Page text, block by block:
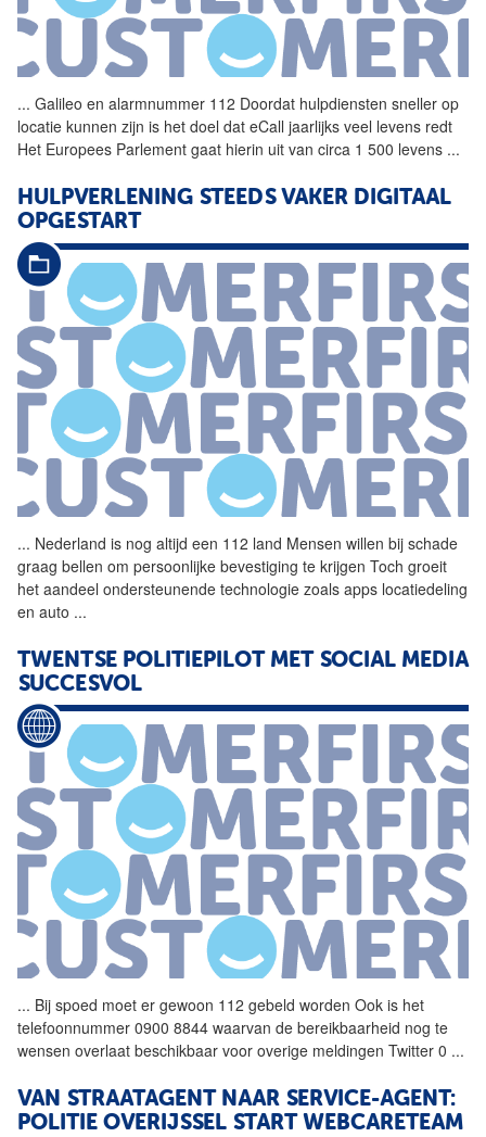
... Galileo en alarmnummer 112 Doordat hulpdiensten sneller op
locatie kunnen zijn is het doel dat eCall jaarlijks veel levens redt
Het Europees Parlement gaat hierin uit van circa 1 500 levens ...
HULPVERLENING STEEDS VAKER DIGITAAL
OPGESTART
... Nederland is nog altijd een 112 land Mensen willen bij schade
graag bellen om persoonlijke bevestiging te krijgen Toch groeit
het aandeel ondersteunende technologie zoals apps locatiedeling
en auto ...
TWENTSE POLITIEPILOT MET SOCIAL MEDIA
SUCCESVOL
... Bij spoed moet er gewoon 112 gebeld worden Ook is het
telefoonnummer 0900 8844 waarvan de bereikbaarheid nog te
wensen overlaat beschikbaar voor overige meldingen Twitter 0 ...
VAN STRAATAGENT NAAR SERVICE-AGENT:
POLITIE OVERIJSSEL START WEBCARETEAM